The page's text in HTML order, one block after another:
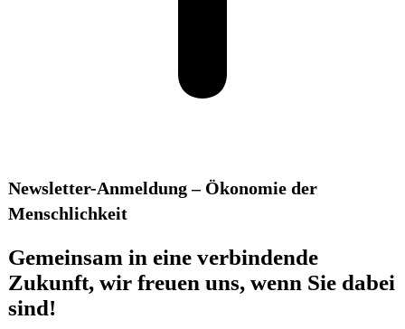
Newsletter-Anmeldung – Ökonomie der
Menschlichkeit
Gemeinsam in eine verbindende
Zukunft, wir freuen uns, wenn Sie dabei
sind!